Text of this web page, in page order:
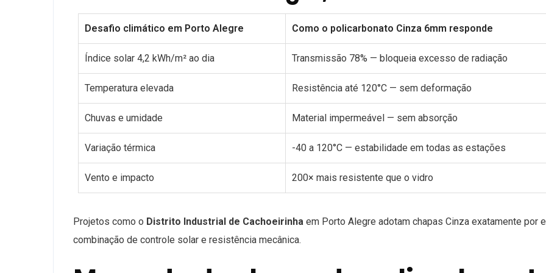
Desafio climático em Porto Alegre Como o policarbonato Cinza 6mm responde
Índice solar 4,2 kWh/m² ao dia Transmissão 78% — bloqueia excesso de radiação
Temperatura elevada Resistência até 120°C — sem deformação
Chuvas e umidade Material impermeável — sem absorção
Variação térmica -40 a 120°C — estabilidade em todas as estações
Vento e impacto 200× mais resistente que o vidro
Projetos como o Distrito Industrial de Cachoeirinha em Porto Alegre adotam chapas Cinza exatamente por
combinação de controle solar e resistência mecânica.